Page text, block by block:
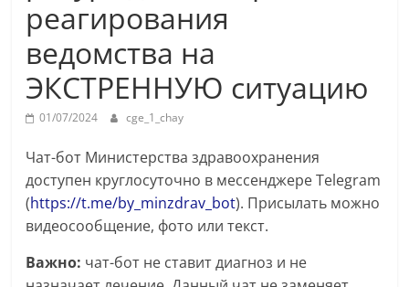
реагирования
ведомства на
ЭКСТРЕННУЮ ситуацию
01/07/2024 cge_1_chay
Чат-бот Министерства здравоохранения
доступен круглосуточно в мессенджере Telegram
(https://t.me/by_minzdrav_bot). Присылать можно
видеосообщение, фото или текст.
Важно: чат-бот не ставит диагноз и не